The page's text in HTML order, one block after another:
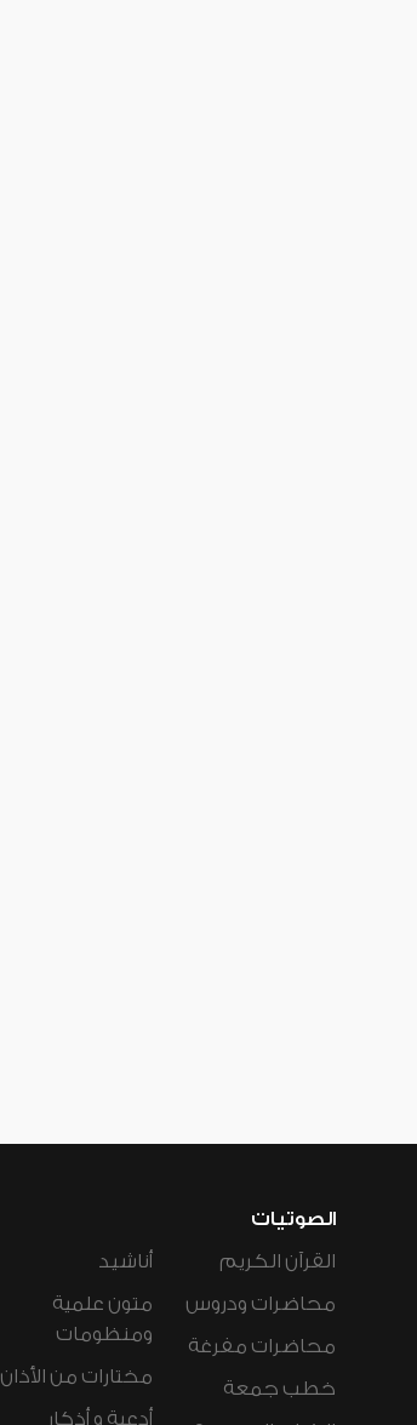
الصوتيات
القرآن الكريم
محاضرات ودروس
محاضرات مفرغة
خطب جمعة
أناشيد
متون علمية
ومنظومات
مختارات من الأذان
أدعية و أذكار